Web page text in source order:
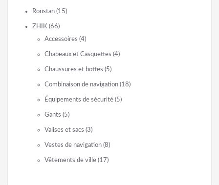
Ronstan (15)
ZHIK (66)
Accessoires (4)
Chapeaux et Casquettes (4)
Chaussures et bottes (5)
Combinaison de navigation (18)
Équipements de sécurité (5)
Gants (5)
Valises et sacs (3)
Vestes de navigation (8)
Vêtements de ville (17)